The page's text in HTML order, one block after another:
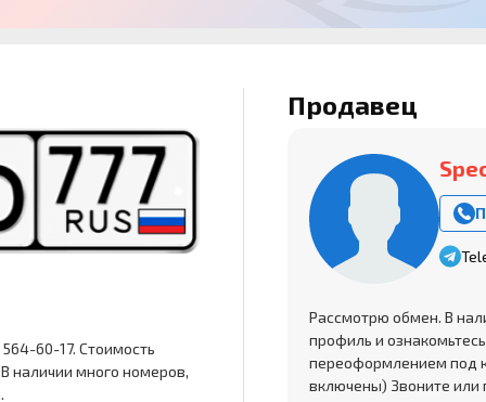
60-17. Стоимость
наличии много номеров,
Продавец
Рассмотрю обмен. В
профиль и
переоформлением под
включены) Звоните